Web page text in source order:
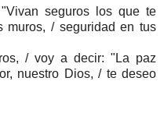
seguros los que te
muros, / seguridad en tus
/ voy a decir: "La paz
nuestro Dios, / te deseo